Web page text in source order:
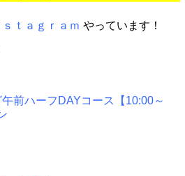
ｓｔａｇｒａｍ やっています！
前ハーフDAYコース【10:00～